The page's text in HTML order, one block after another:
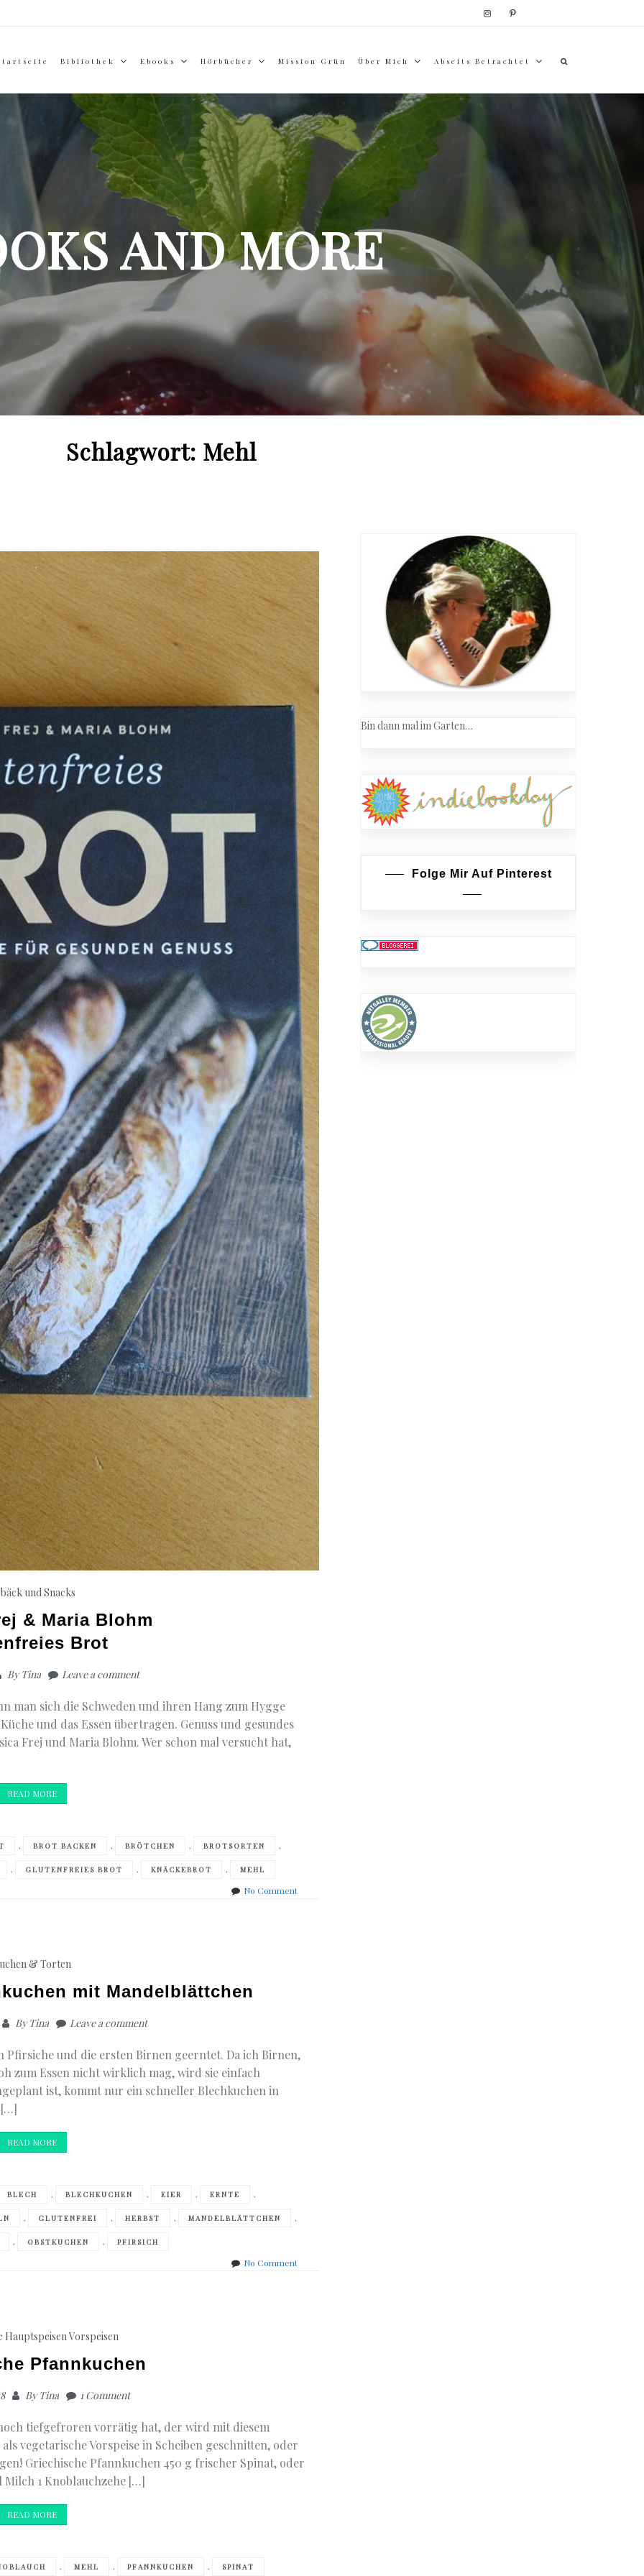
Bibliothek Ebooks Hörbücher Mission Grün Über Mich Abseits Betrachtet
AND MORE
Schlagwort: Mehl
und Snacks
& Maria Blohm
Brot
ByTina Leave a comment
man sich die Schweden und ihren Hang zum Hygge
und das Essen übertragen. Genuss und gesundes
Frej und Maria Blohm. Wer schon mal versucht hat,
READ MORE
, BROT BACKEN , BRÖTCHEN , BROTSORTEN ,
, GLUTENFREIES BROT , KNÄCKEBROT , MEHL
No Commenton
& Torten
mit Mandelblättchen
ByTina Leave a comment
Pfirsiche und die ersten Birnen geerntet. Da ich Birnen,
zum Essen nicht wirklich mag, wird sie einfach
ist, kommt nur ein schneller Blechkuchen in
[…]
READ MORE
BLECH , BLECHKUCHEN , EIER , ERNTE ,
, GLUTENFREI , HERBST , MANDELBLÄTTCHEN ,
, OBSTKUCHEN , PFIRSICH
No Commenton
Hauptspeisen Vorspeisen
Pfannkuchen
ByTina 1 Comment
tiefgefroren vorrätig hat, der wird mit diesem
vegetarische Vorspeise in Scheiben geschnitten, oder
Griechische Pfannkuchen 450 g frischer Spinat, oder
Milch 1 Knoblauchzehe […]
READ MORE
, MEHL , PFANNKUCHEN , SPINAT
Bin dann mal im Garten…
Folge Mir Auf Pinterest